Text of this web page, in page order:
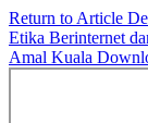
Return to Article
Etika Berinternet
Amal Kuala